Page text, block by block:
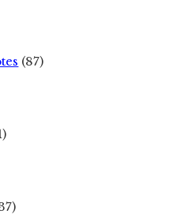
(87)